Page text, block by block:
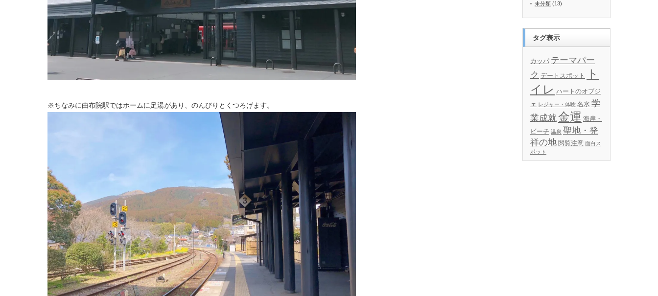
※ちなみに由布院駅ではホームに足湯があり、のんびりとくつろげます。
未分類 (13)
タグ表示
カッパ テーマパー
ク デートスポット
ト
イレ ハートのオブジ
ェ レジャー・体験 名水 学
業成就金運 海岸・
ビーチ 温泉 聖地・発
祥の地 閲覧注意 面白ス
ポット